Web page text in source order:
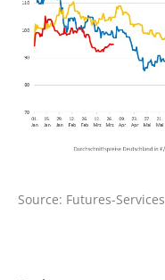
Source: Futures-Services